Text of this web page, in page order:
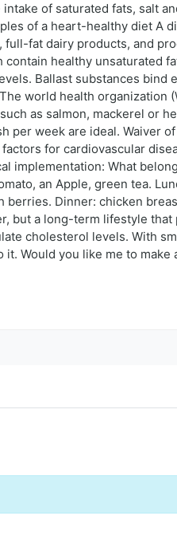
of saturated fats, salt
of a heart-healthy diet A
fat dairy products, and
healthy unsaturated
Ballast substances bind
world health organization
as salmon, mackerel or
per week are ideal. Waiver
for cardiovascular
implementation: What
an Apple, green tea.
berries. Dinner: chicken
but a long-term lifestyle that
cholesterol levels. With
Would you like me to make